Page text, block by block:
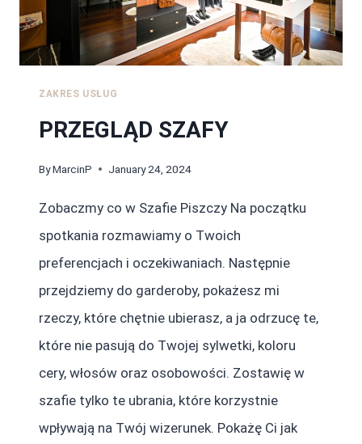
ZAKRES USŁUG
PRZEGLĄD SZAFY
ByMarcinP January 24, 2024
Zobaczmy co w Szafie Piszczy Na początku
spotkania rozmawiamy o Twoich
preferencjach i oczekiwaniach. Następnie
przejdziemy do garderoby, pokażesz mi
rzeczy, które chętnie ubierasz, a ja odrzucę te,
które nie pasują do Twojej sylwetki, koloru
cery, włosów oraz osobowości. Zostawię w
szafie tylko te ubrania, które korzystnie
wpływają na Twój wizerunek. Pokażę Ci jak